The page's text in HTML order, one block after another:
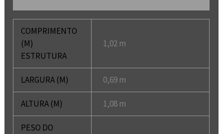
COMPRIMENTO
(M)
ESTRUTURA
1,02 m
LARGURA (M) 0,69 m
ALTURA (M) 1,08 m
PESO DO